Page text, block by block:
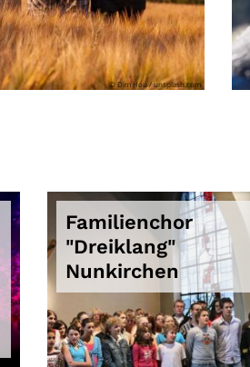
© Dim Hou / unsplash.com
Familienchor
"Dreiklang"
Nunkirchen